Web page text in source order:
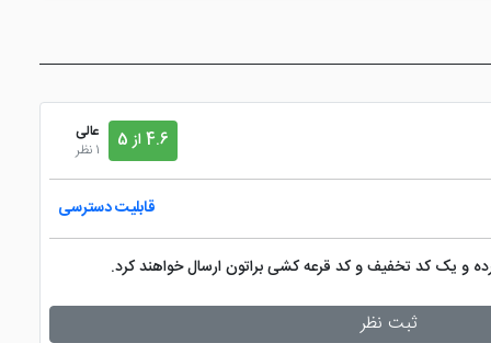
4.6 از 5
عالی
1 نظر
قابلیت دسترسی
و یک کد تخفیف و کد قرعه کشی براتون ارسال خواهند کرد.
ثبت نظر